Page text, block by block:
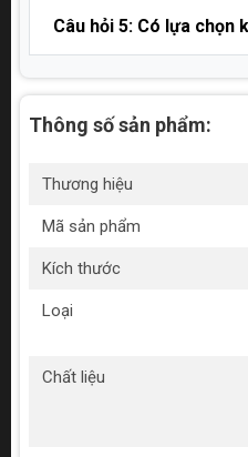
Câu hỏi 5: Có lựa chọn
Thông số sản phẩm:
Thương hiệu
Mã sản phẩm
Kích thước
Loại
Chất liệu